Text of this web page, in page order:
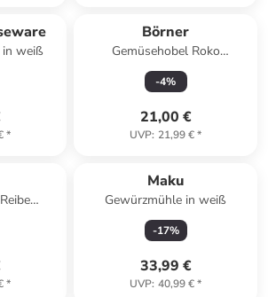
weiß
*
Börner
Gemüsehobel Roko
PowerLine in grün
-4%
21,00 €
UVP: 21,99 €*
*
Maku
Gewürzmühle in weiß
-17%
33,99 €
UVP: 40,99 €*